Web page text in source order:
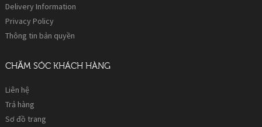
Delivery Information
Privacy Policy
Thông tin bản quyền
CHĂM SÓC KHÁCH HÀNG
Liên hệ
Trả hàng
Sơ đồ trang